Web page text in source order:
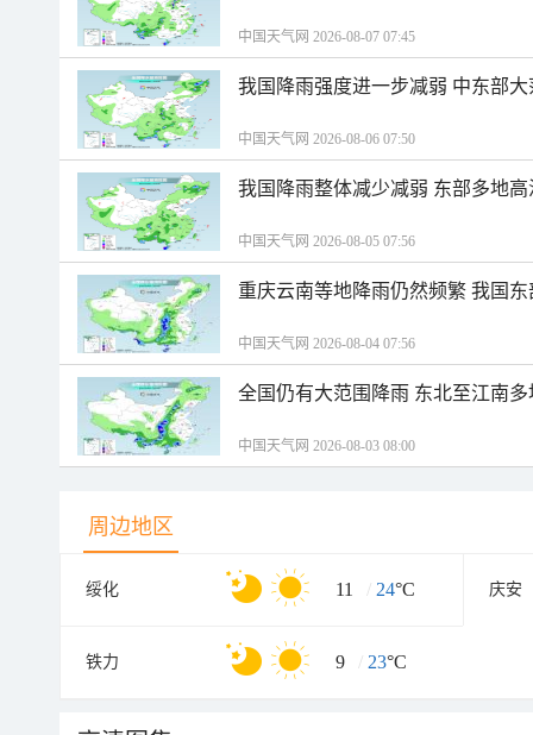
中国天气网 2026-08-07 07:45
我国降雨强度进一步减弱 中东部
中国天气网 2026-08-06 07:50
我国降雨整体减少减弱 东部多地
中国天气网 2026-08-05 07:56
重庆云南等地降雨仍然频繁 我国
中国天气网 2026-08-04 07:56
全国仍有大范围降雨 东北至江南
中国天气网 2026-08-03 08:00
周边地区
绥化 11 / 24°C 庆安
铁力 9 / 23°C